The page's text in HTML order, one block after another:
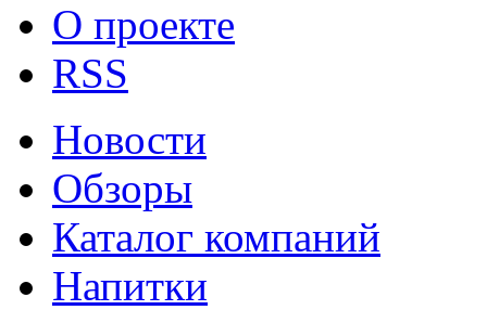
О проекте
RSS
Новости
Обзоры
Каталог компаний
Напитки